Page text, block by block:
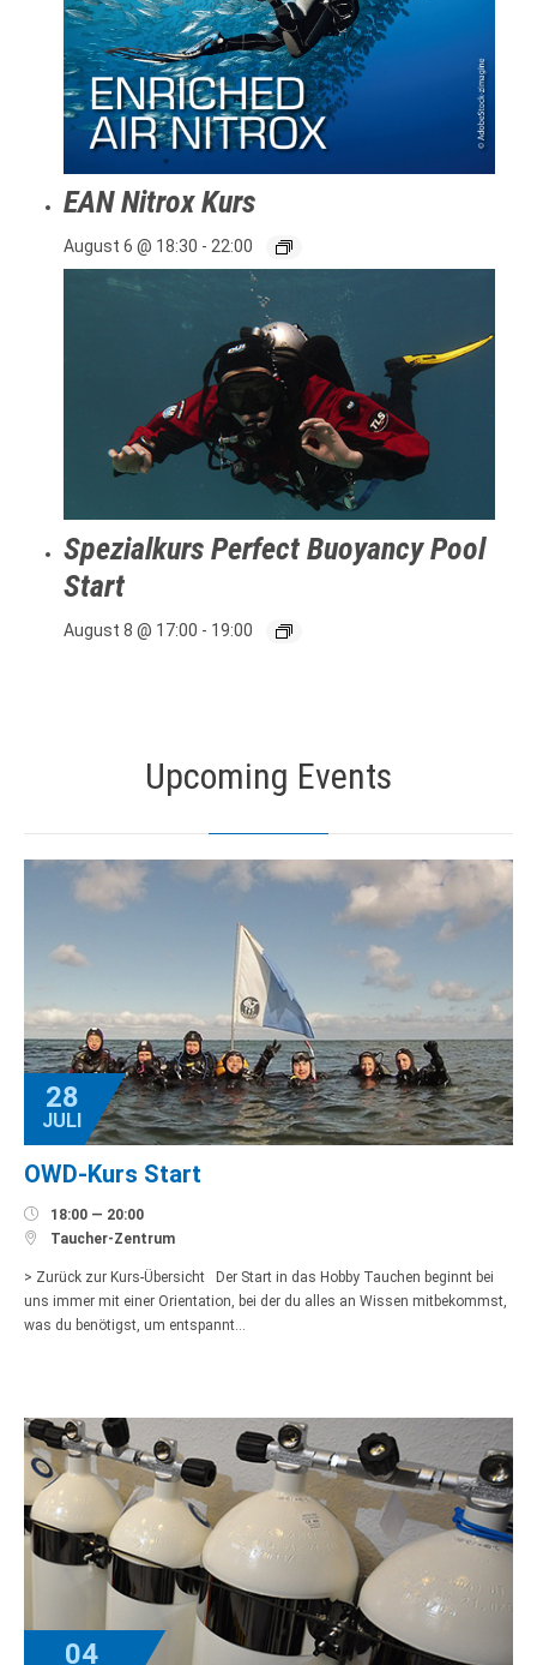
EAN Nitrox Kurs
August 6 @ 18:30 - 22:00
Spezialkurs Perfect Buoyancy Pool
Start
August 8 @ 17:00 - 19:00
Upcoming Events
28
JULI
OWD-Kurs Start
 18:00 — 20:00
 Taucher-Zentrum
> Zurück zur Kurs-Übersicht Der Start in das Hobby Tauchen beginnt bei
uns immer mit einer Orientation, bei der du alles an Wissen mitbekommst,
was du benötigst, um entspannt…
04